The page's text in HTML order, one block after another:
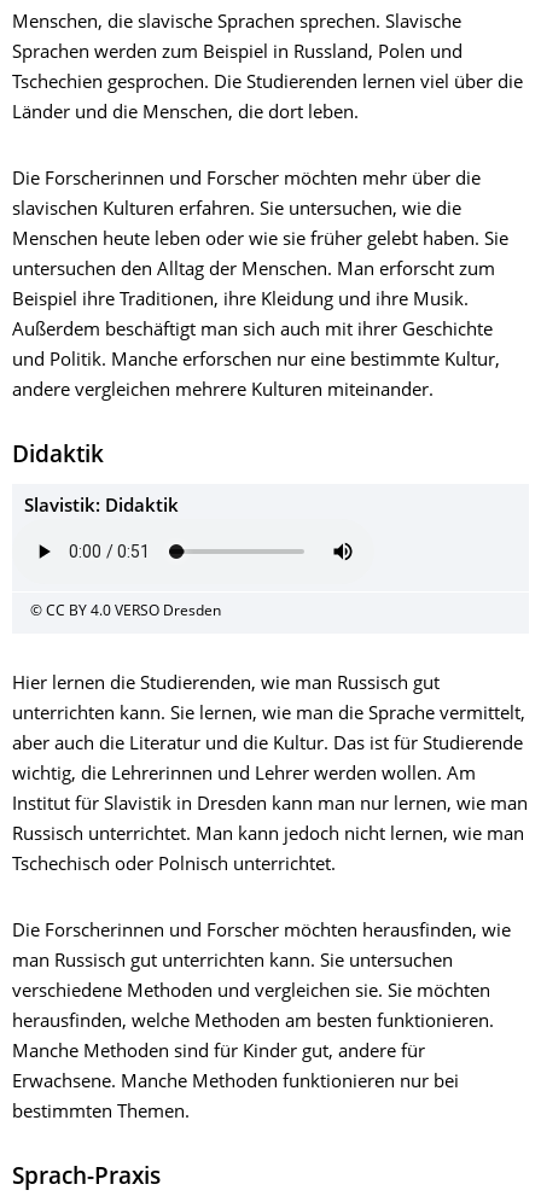
Menschen, die slavische Sprachen sprechen. Slavische
Sprachen werden zum Beispiel in Russland, Polen und
Tschechien gesprochen. Die Studierenden lernen viel über die
Länder und die Menschen, die dort leben.
Die Forscherinnen und Forscher möchten mehr über die
slavischen Kulturen erfahren. Sie untersuchen, wie die
Menschen heute leben oder wie sie früher gelebt haben. Sie
untersuchen den Alltag der Menschen. Man erforscht zum
Beispiel ihre Traditionen, ihre Kleidung und ihre Musik.
Außerdem beschäftigt man sich auch mit ihrer Geschichte
und Politik. Manche erforschen nur eine bestimmte Kultur,
andere vergleichen mehrere Kulturen miteinander.
Didaktik
Slavistik: Didaktik
© CC BY 4.0 VERSO Dresden
Hier lernen die Studierenden, wie man Russisch gut
unterrichten kann. Sie lernen, wie man die Sprache vermittelt,
aber auch die Literatur und die Kultur. Das ist für Studierende
wichtig, die Lehrerinnen und Lehrer werden wollen. Am
Institut für Slavistik in Dresden kann man nur lernen, wie man
Russisch unterrichtet. Man kann jedoch nicht lernen, wie man
Tschechisch oder Polnisch unterrichtet.
Die Forscherinnen und Forscher möchten herausfinden, wie
man Russisch gut unterrichten kann. Sie untersuchen
verschiedene Methoden und vergleichen sie. Sie möchten
herausfinden, welche Methoden am besten funktionieren.
Manche Methoden sind für Kinder gut, andere für
Erwachsene. Manche Methoden funktionieren nur bei
bestimmten Themen.
Sprach-Praxis